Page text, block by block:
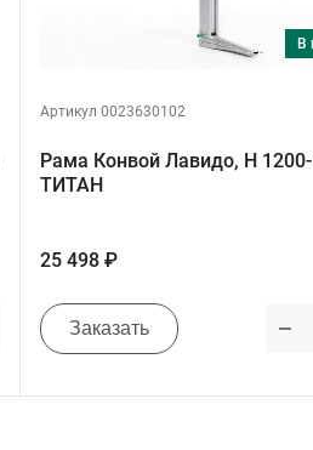
Артикул 0023630102
Рама Конвой Лавидо, H
ТИТАН
25 498 ₽
Заказать